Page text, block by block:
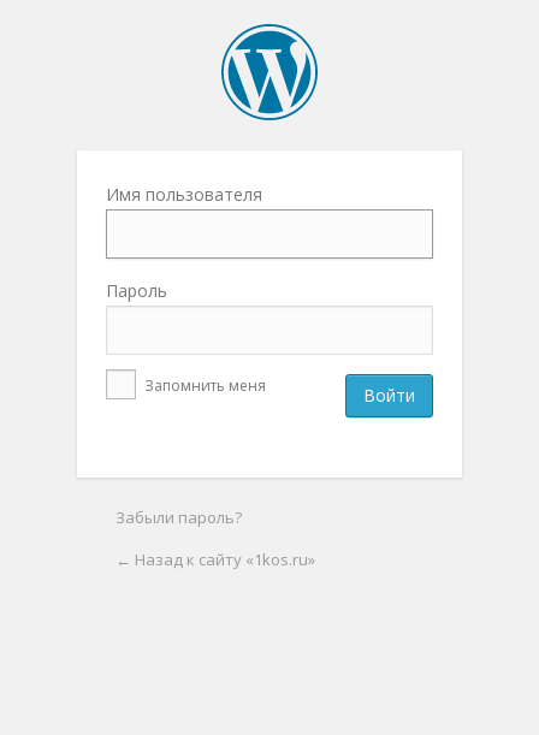
Имя пользователя
Пароль
Запомнить меня
Забыли пароль?
← Назад к сайту «1kos.ru»